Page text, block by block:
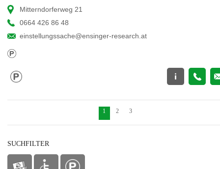
Mitterndorferweg 21
0664 426 86 48
einstellungssache@ensinger-research.at
1 2 3
SUCHFILTER